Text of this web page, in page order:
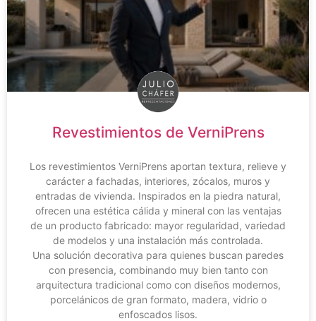
Revestimientos de VerniPrens
Los revestimientos VerniPrens aportan textura, relieve y
carácter a fachadas, interiores, zócalos, muros y
entradas de vivienda. Inspirados en la piedra natural,
ofrecen una estética cálida y mineral con las ventajas
de un producto fabricado: mayor regularidad, variedad
de modelos y una instalación más controlada.
Una solución decorativa para quienes buscan paredes
con presencia, combinando muy bien tanto con
arquitectura tradicional como con diseños modernos,
porcelánicos de gran formato, madera, vidrio o
enfoscados lisos.